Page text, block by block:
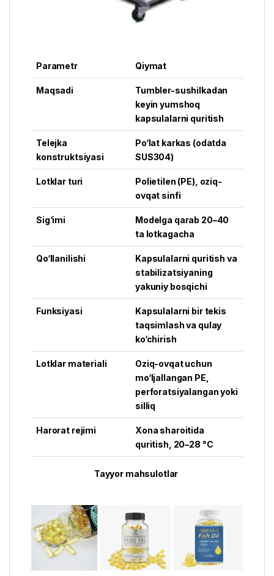
Parametr Qiymat
Maqsadi
Tumbler-sushilkadan
keyin yumshoq
kapsulalarni quritish
Telejka
konstruktsiyasi
Po‘lat karkas (odatda
SUS304)
Lotklar turi
Polietilen (PE), oziq-
ovqat sinfi
Sig‘imi
Modelga qarab 20–40
ta lotkagacha
Qo‘llanilishi
Kapsulalarni quritish va
stabilizatsiyaning
yakuniy bosqichi
Funksiyasi
Kapsulalarni bir tekis
taqsimlash va qulay
ko‘chirish
Lotklar materiali
Oziq-ovqat uchun
mo‘ljallangan PE,
perforatsiyalangan yoki
silliq
Harorat rejimi
Xona sharoitida
quritish, 20–28 °C
Tayyor mahsulotlar